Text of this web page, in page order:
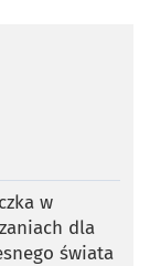
w
dla
świata